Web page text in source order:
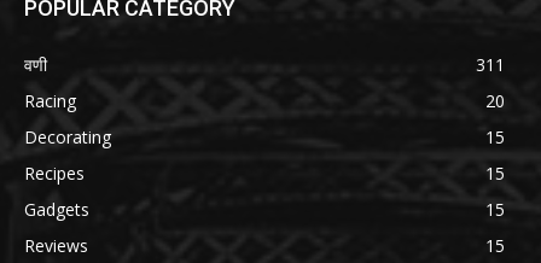
POPULAR CATEGORY
वणी
311
Racing
20
Decorating
15
Recipes
15
Gadgets
15
Reviews
15